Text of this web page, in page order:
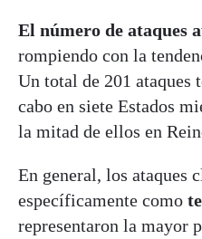
El número de ataques
rompiendo con la
Un total de 201 ataques
cabo en siete Estados
la mitad de ellos en
En general, los ataques
específicamente como
representaron la mayor